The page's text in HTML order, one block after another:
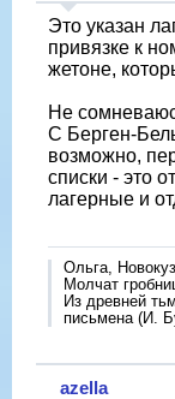
Это указан
привязке к
жетоне,
Не
C Берген-
возможно,
списки - это
лагерные и
Ольга,
Молчат
Из древней
письмена (И.
azella